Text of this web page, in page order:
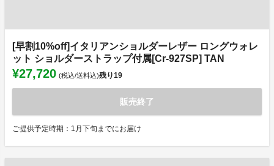
[早割10%off]イタリアンショルダーレザー ロングウォレ
ット ショルダーストラップ付属[Cr-927SP] TAN
¥27,720 (税込/送料込)残り19
販売終了
ご提供予定時期：1月下旬までにお届け